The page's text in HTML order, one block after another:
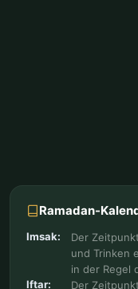
Ramadan-
Imsak:
Der
und Trinken
in der Regel
Iftar:
Der